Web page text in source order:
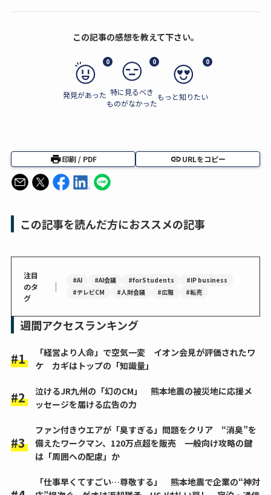
この記事の感想を教えて下さい。
0
発見があった
0
特に見るべき
ものがなかった
0
もっと知りたい
印刷 / PDF URLをコピー
この記事を読んだ方におススメの記事
注目
のタ
グ
｜ #AI #AI会議 #forStudents
#IP business
#テレビCM
#人財会議 #広報 #転売
週間アクセスランキング
「経営より人命」で空気一変 イオン会見が評価されたワ
ケ カギはトップの「知識量」
泣けるJR九州の「幻のCM」 熊本地震の被災地に応援メ
ッセージを届ける広告の力
ファン付きウエアが「臭すぎる」問題をクリア “消臭”を
備えたワークマン、120万点超を販売 一般向け攻略の鍵
は「周囲への配慮」か
「仕事早くてすごい…尊敬する」 熊本地震で企業の“神対